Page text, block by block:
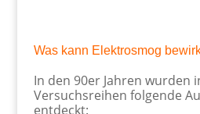
Was kann Elektrosmog
In den 90er Jahren wurden
Versuchsreihen folgende
entdeckt: